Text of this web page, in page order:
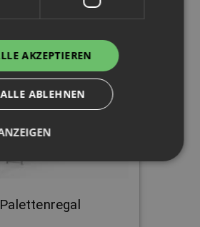
Palettenregal
AKZEPTIEREN
ALLE ABLEHNEN